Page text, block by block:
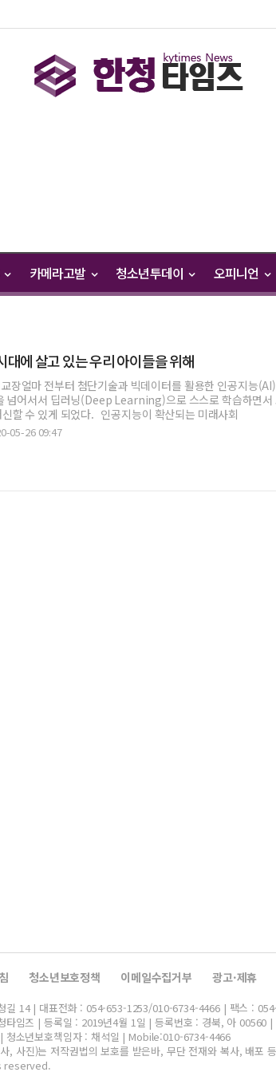
카메라고발 청소년투데이 오피니언
에 살고 있는 우리 아이들을 위해
장얼마 전부터 첨단기술과 빅데이터를 활용한 인공지능
넘어서서 딥러닝(Deep Learning)으로 스스로 학습하면서
차원적인 전문영역까지 대신할 수 있게 되었다. 인공지능이 확산되는 미래사회
05-26 09:47
청소년보호정책 이메일수집거부 광고·제휴
길 14 | 대표전화 : 054-653-1253/010-6734-4466 | 팩스 :
타임즈 | 등록일 : 2019년4월 1일 | 등록번호 : 경북, 아 00560
청소년보호책임자 : 채석일 | Mobile:010-6734-4466
, 사진)는 저작권법의 보호를 받은바, 무단 전재와 복사, 배포
reserved.